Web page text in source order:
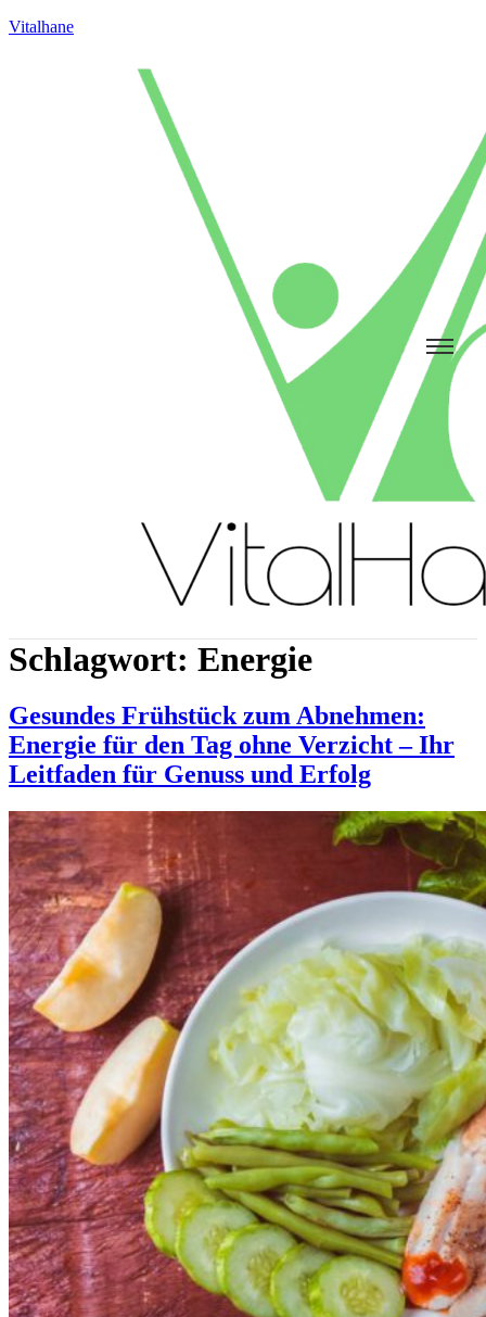
Vitalhane
Schlagwort: Energie
Gesundes Frühstück zum Abnehmen:
Energie für den Tag ohne Verzicht – Ihr
Leitfaden für Genuss und Erfolg